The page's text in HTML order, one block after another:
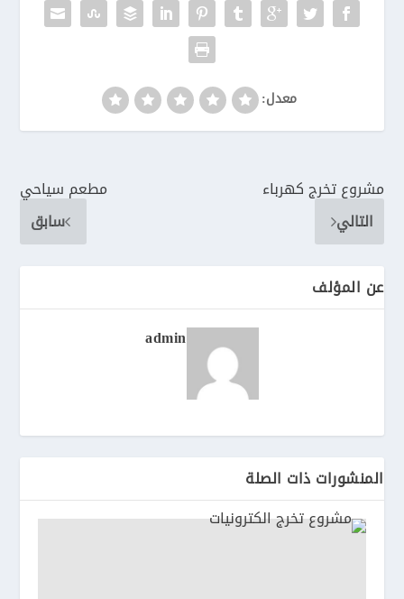
معدل:
مطعم سياحي
سابق
مشروع تخرج كهرباء
التالي
عن المؤلف
admin
المنشورات ذات الصلة